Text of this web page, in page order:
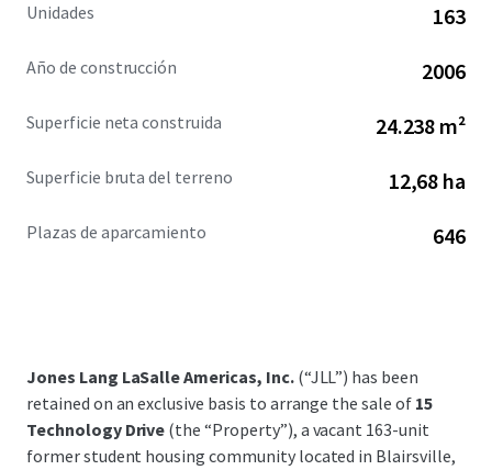
Unidades 163
Año de construcción 2006
Superficie neta construida 24.238 m²
Superficie bruta del terreno 12,68 ha
Plazas de aparcamiento 646
Jones Lang LaSalle Americas, Inc. (“JLL”) has been
retained on an exclusive basis to arrange the sale of 15
Technology Drive (the “Property”), a vacant 163-unit
former student housing community located in Blairsville,